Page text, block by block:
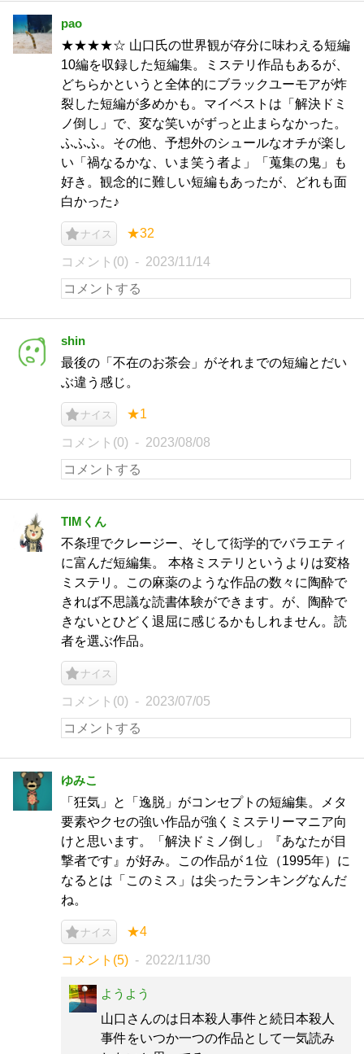
pao
★★★★☆ 山口氏の世界観が存分に味わえる短編
10編を収録した短編集。ミステリ作品もあるが、
どちらかというと全体的にブラックユーモアが炸
裂した短編が多めかも。マイベストは「解決ドミ
ノ倒し」で、変な笑いがずっと止まらなかった。
ふふふ。その他、予想外のシュールなオチが楽し
い「禍なるかな、いま笑う者よ」「蒐集の鬼」も
好き。観念的に難しい短編もあったが、どれも面
白かった♪
ナイス ★32
コメント(0) 2023/11/14
shin
最後の「不在のお茶会」がそれまでの短編とだい
ぶ違う感じ。
ナイス ★1
コメント(0) 2023/08/08
TIMくん
不条理でクレージー、そして衒学的でバラエティ
に富んだ短編集。 本格ミステリというよりは変格
ミステリ。この麻薬のような作品の数々に陶酔で
きれば不思議な読書体験ができます。が、陶酔で
きないとひどく退屈に感じるかもしれません。読
者を選ぶ作品。
ナイス
コメント(0) 2023/07/05
ゆみこ
「狂気」と「逸脱」がコンセプトの短編集。メタ
要素やクセの強い作品が強くミステリーマニア向
けと思います。「解決ドミノ倒し」『あなたが目
撃者です』が好み。この作品が１位（1995年）に
なるとは「このミス」は尖ったランキングなんだ
ね。
ナイス ★4
コメント(5) 2022/11/30
ようよう
山口さんのは日本殺人事件と続日本殺人
事件をいつか一つの作品として一気読み